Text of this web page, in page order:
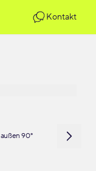
Kontakt